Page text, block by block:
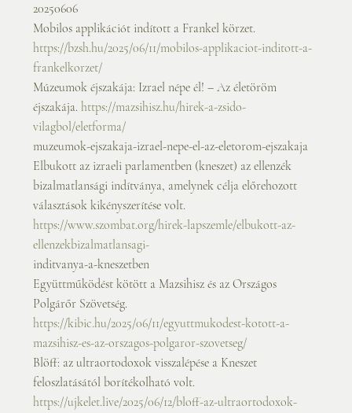
20250606
Mobilos applikációt indított a Frankel körzet.
https://bzsh.hu/2025/06/11/mobilos-applikaciot-inditott-a-
frankelkorzet/
Múzeumok éjszakája: Izrael népe él! – Az életöröm
éjszakája. https://mazsihisz.hu/hirek-a-zsido-
vilagbol/eletforma/
muzeumok-ejszakaja-izrael-nepe-el-az-eletorom-ejszakaja
Elbukott az izraeli parlamentben (kneszet) az ellenzék
bizalmatlansági indítványa, amelynek célja előrehozott
választások kikényszerítése volt.
https://www.szombat.org/hirek-lapszemle/elbukott-az-
ellenzekbizalmatlansagi-
inditvanya-a-kneszetben
Együttműködést kötött a Mazsihisz és az Országos
Polgárőr Szövetség.
https://kibic.hu/2025/06/11/egyuttmukodest-kotott-a-
mazsihisz-es-az-orszagos-polgaror-szovetseg/
Blöff: az ultraortodoxok visszalépése a Kneszet
feloszlatásától borítékolható volt.
https://ujkelet.live/2025/06/12/bloff-az-ultraortodoxok-